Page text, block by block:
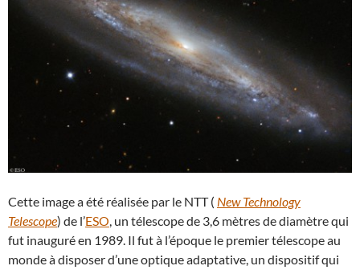
Cette image a été réalisée par le NTT ( New Technology
Telescope) de l’ESO, un télescope de 3,6 mètres de diamètre qui
fut inauguré en 1989. Il fut à l’époque le premier télescope au
monde à disposer d’une optique adaptative, un dispositif qui